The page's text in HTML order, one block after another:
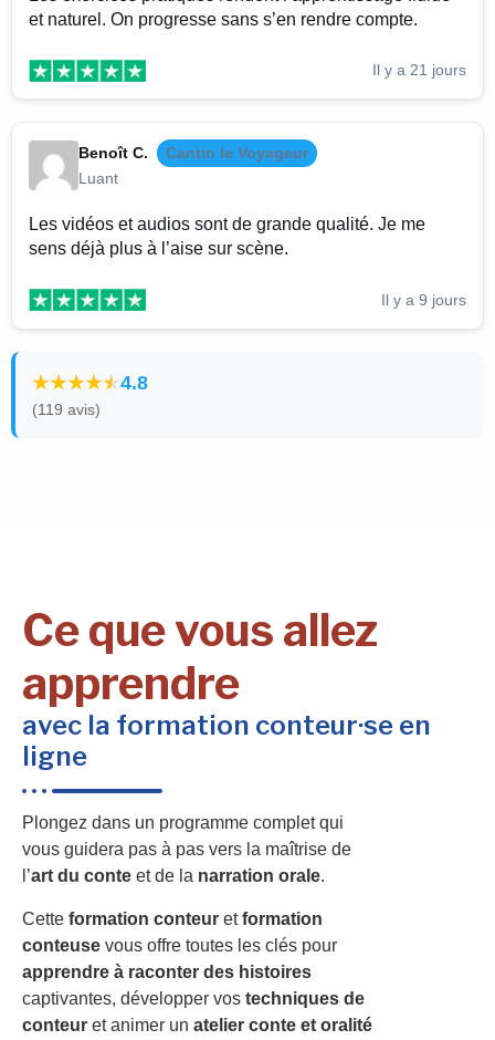
et naturel. On progresse sans s’en rendre compte.
Il y a 21 jours
Benoît C.
Cantin le Voyageur
Luant
Les vidéos et audios sont de grande qualité. Je me
sens déjà plus à l’aise sur scène.
Il y a 9 jours
4.8
(119 avis)
Ce que vous allez
apprendre
avec la formation conteur·se en
ligne
Plongez dans un programme complet qui
vous guidera pas à pas vers la maîtrise de
l’art du conte et de la narration orale.
Cette formation conteur etformation
conteuse vous offre toutes les clés pour
apprendre à raconter des histoires
captivantes, développer vos techniques de
conteur et animer un atelier conte et oralité